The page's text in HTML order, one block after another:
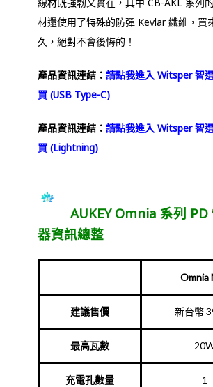
材還使用了特殊的防彈 Kevlar 纖維，買
久，絕對不會後悔的！
產品資訊連結： 請點我進入 Witsper 智
買 (USB Type-C)
產品資訊連結： 請點我進入 Witsper 智
買 (Lightning)
AUKEY Omnia 系列 PD
器資訊總整
Omnia
建議售價 新台幣
最高瓦數
充電孔數量 1